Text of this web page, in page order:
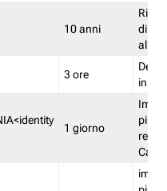
10 anni
di
3 ore
in
1 giorno
più